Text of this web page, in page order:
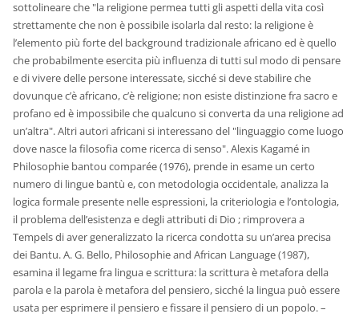
sottolineare che "la religione permea tutti gli aspetti della vita così
strettamente che non è possibile isolarla dal resto: la religione è
l’elemento più forte del background tradizionale africano ed è quello
che probabilmente esercita più influenza di tutti sul modo di pensare
e di vivere delle persone interessate, sicché si deve stabilire che
dovunque c’è africano, c’è religione; non esiste distinzione fra sacro e
profano ed è impossibile che qualcuno si converta da una religione ad
un’altra". Altri autori africani si interessano del "linguaggio come luogo
dove nasce la filosofia come ricerca di senso". Alexis Kagamé in
Philosophie bantou comparée (1976), prende in esame un certo
numero di lingue bantù e, con metodologia occidentale, analizza la
logica formale presente nelle espressioni, la criteriologia e l’ontologia,
il problema dell’esistenza e degli attributi di Dio ; rimprovera a
Tempels di aver generalizzato la ricerca condotta su un’area precisa
dei Bantu. A. G. Bello, Philosophie and African Language (1987),
esamina il legame fra lingua e scrittura: la scrittura è metafora della
parola e la parola è metafora del pensiero, sicché la lingua può essere
usata per esprimere il pensiero e fissare il pensiero di un popolo. –